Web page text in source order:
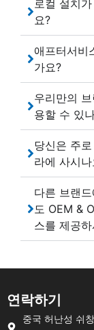
로컬 설치
요?
애프터서비
가요?
우리만의
용할 수 있
당신은 주
라에 사시
다른 브랜
도 OEM &
스를 제공
연락하기
중국 허난성 쉬